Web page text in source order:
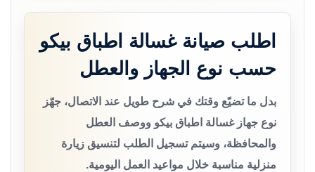
اطلب صيانة غسالة اطباق بيكو
حسب نوع الجهاز والعطل
بدل ما تضيّع وقتك في شرح طويل عند الاتصال، جهّز
نوع جهاز غسالة اطباق بيكو ووصف العطل
والمحافظة، وسيتم تسجيل الطلب لتنسيق زيارة
منزلية مناسبة خلال مواعيد العمل اليومية.